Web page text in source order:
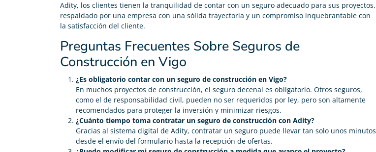
Adity, los clientes tienen la tranquilidad de contar con un seguro adecuado para sus proyectos,
respaldado por una empresa con una sólida trayectoria y un compromiso inquebrantable con
la satisfacción del cliente.
Preguntas Frecuentes Sobre Seguros de
Construcción en Vigo
¿Es obligatorio contar con un seguro de construcción en Vigo?
En muchos proyectos de construcción, el seguro decenal es obligatorio. Otros seguros,
como el de responsabilidad civil, pueden no ser requeridos por ley, pero son altamente
recomendados para proteger la inversión y minimizar riesgos.
¿Cuánto tiempo toma contratar un seguro de construcción con Adity?
Gracias al sistema digital de Adity, contratar un seguro puede llevar tan solo unos minutos
desde el envío del formulario hasta la recepción de ofertas.